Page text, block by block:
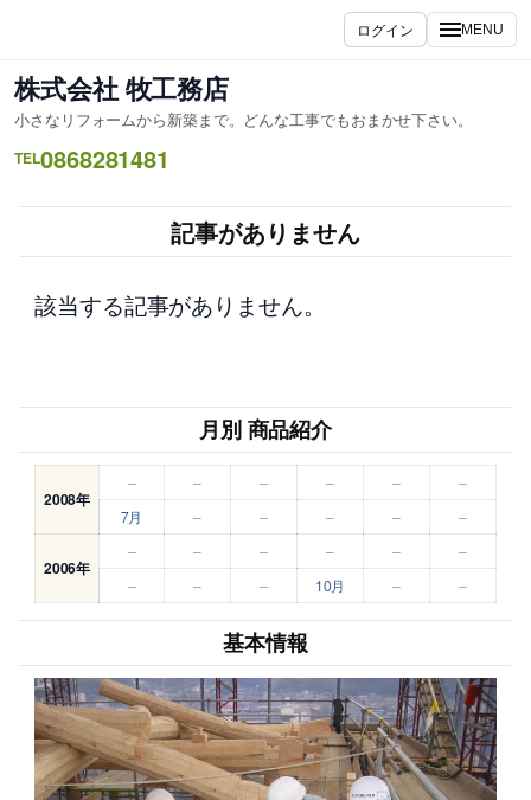
を
ス
キ
ッ
ログイン MENU
株式会社 牧工務店
小さなリフォームから新築まで。どんな工事でもおまかせ下さい。
TEL0868281481
記事がありません
該当する記事がありません。
月別 商品紹介
2008年
– – – – –
–
7月
– – – – –
2006年
– – – – –
–
–
– – 10月 – –
基本情報